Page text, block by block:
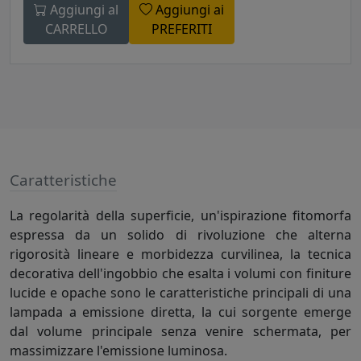
Aggiungi al
CARRELLO
Aggiungi ai
PREFERITI
Caratteristiche
La regolarità della superficie, un'ispirazione fitomorfa
espressa da un solido di rivoluzione che alterna
rigorosità lineare e morbidezza curvilinea, la tecnica
decorativa dell'ingobbio che esalta i volumi con finiture
lucide e opache sono le caratteristiche principali di una
lampada a emissione diretta, la cui sorgente emerge
dal volume principale senza venire schermata, per
massimizzare l'emissione luminosa.